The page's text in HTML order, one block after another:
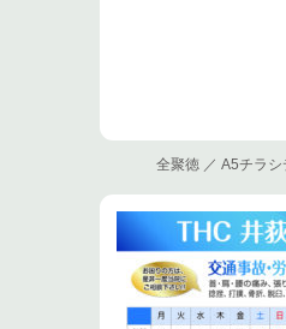
全聚徳 ／ A5チラシ